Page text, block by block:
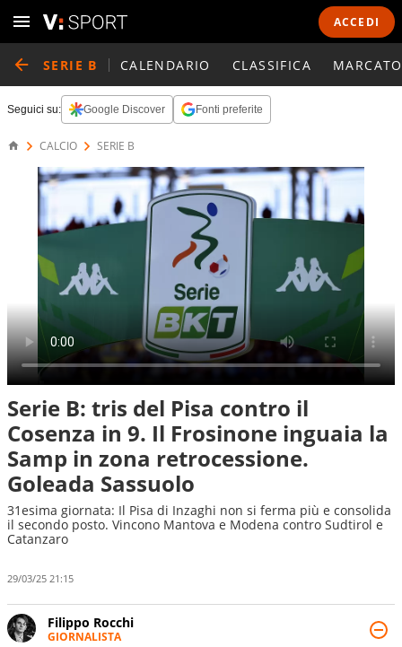
ACCEDI
SERIE B CALENDARIO CLASSIFICA
Seguici su: Google Discover Fonti preferite
CALCIO SERIE B
Serie B: tris del Pisa contro il
Cosenza in 9. Il Frosinone inguaia la
Samp in zona retrocessione.
Goleada Sassuolo
31esima giornata: Il Pisa di Inzaghi non si ferma più e consolida
il secondo posto. Vincono Mantova e Modena contro Sudtirol e
Catanzaro
29/03/25 21:15
Filippo Rocchi
GIORNALISTA